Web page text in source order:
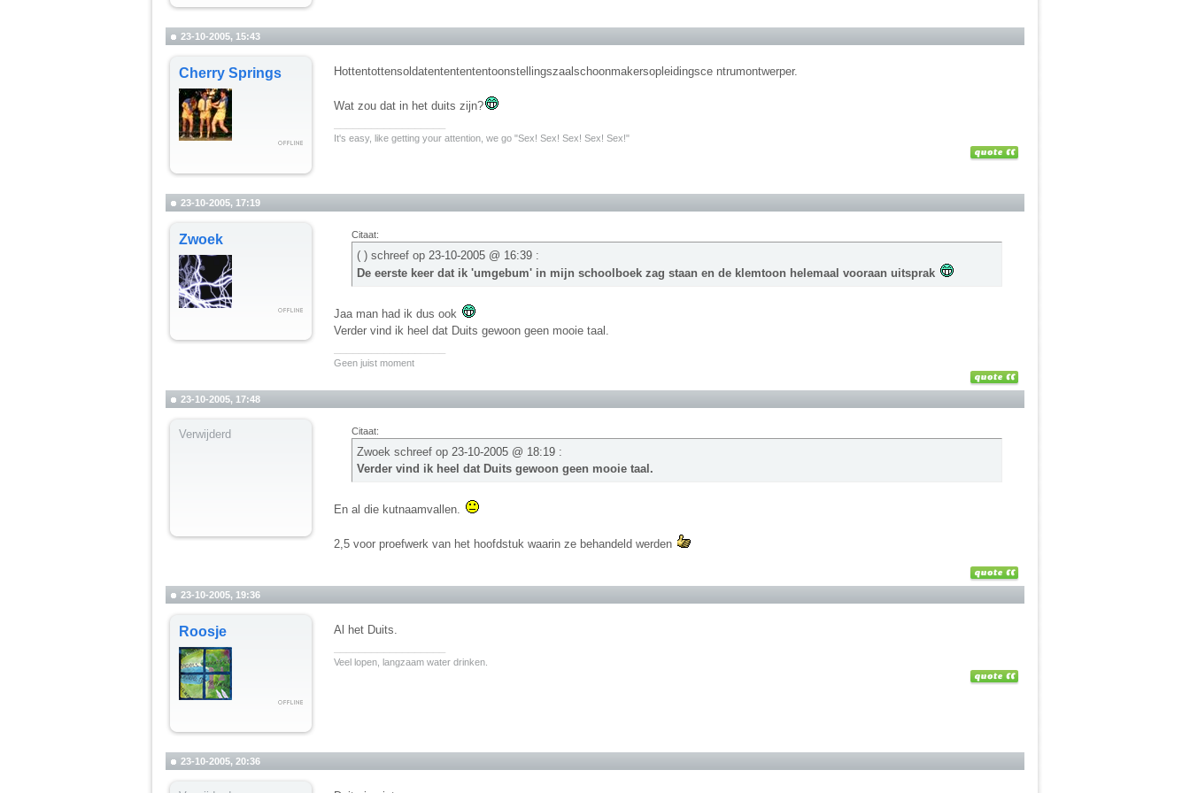
23-10-2005, 15:43
Cherry Springs Hottentottensoldatententententoonstellingszaalschoonmakersopleidingsce ntrumontwerper.
Wat zou dat in het duits zijn?
It's easy, like getting your attention, we go "Sex! Sex! Sex! Sex! Sex!"
23-10-2005, 17:19
Zwoek Citaat:
( ) schreef op 23-10-2005 @ 16:39 :
De eerste keer dat ik 'umgebum' in mijn schoolboek zag staan en de klemtoon helemaal vooraan uitsprak
Jaa man had ik dus ook
Verder vind ik heel dat Duits gewoon geen mooie taal.
Geen juist moment
23-10-2005, 17:48
Verwijderd Citaat:
Zwoek schreef op 23-10-2005 @ 18:19 :
Verder vind ik heel dat Duits gewoon geen mooie taal.
En al die kutnaamvallen.
2,5 voor proefwerk van het hoofdstuk waarin ze behandeld werden
23-10-2005, 19:36
Roosje
Al het Duits.
Veel lopen, langzaam water drinken.
23-10-2005, 20:36